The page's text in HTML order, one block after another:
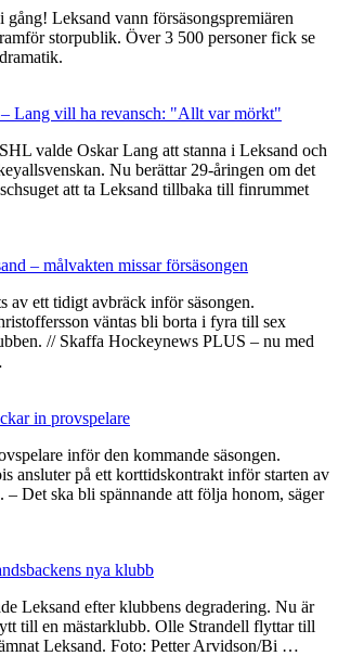
gång! Leksand vann försäsongspremiären
storpublik. Över 3 500 personer fick se
Lang vill ha revansch: "Allt var mörkt"
valde Oskar Lang att stanna i Leksand och
Nu berättar 29-åringen om det
att ta Leksand tillbaka till finrummet
– målvakten missar försäsongen
av ett tidigt avbräck inför säsongen.
väntas bli borta i fyra till sex
// Skaffa Hockeynews PLUS – nu med
in provspelare
inför den kommande säsongen.
ansluter på ett korttidskontrakt inför starten av
Det ska bli spännande att följa honom, säger
nya klubb
Leksand efter klubbens degradering. Nu är
till en mästarklubb. Olle Strandell flyttar till
Leksand. Foto: Petter Arvidson/Bi …